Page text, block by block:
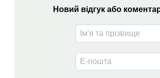
Новий відгук або